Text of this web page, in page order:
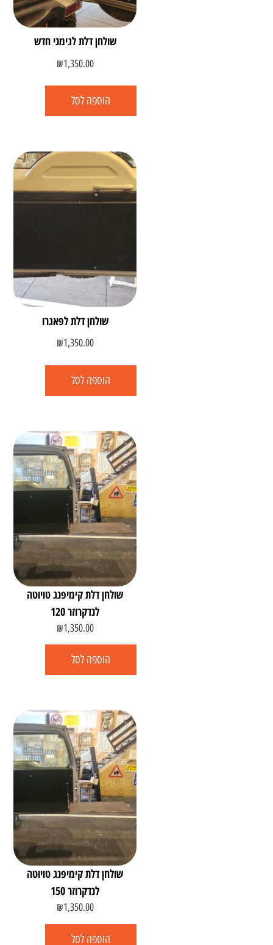
שולחן דלת לגימני חדש
₪1,350.00
הוספה לסל
שולחן דלת לפאגרו
₪1,350.00
הוספה לסל
שולחן דלת קימיפנג טויוטה
לנדקרוזר 120
₪1,350.00
הוספה לסל
שולחן דלת קימיפנג טויוטה
לנדקרוזר 150
₪1,350.00
הוספה לסל